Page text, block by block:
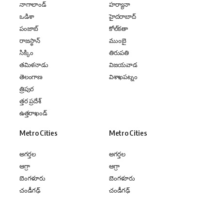
నాగాలాండ్
ఒడిశా
పంజాబ్
రాజస్థాన్
సిక్కిం
తమిళనాడు
తెలంగాణ
త్రిపుర
త్తర ప్రదేశ్
ఉత్తరాఖండ్
హర్యానా
హైదరాబాద్
కోల్‌కతా
ముంబై
తిరుపతి
విజయవాడ
విశాఖపట్నం
Metro Cities
అగర్తల
ఆగ్రా
బెంగళూరు
చండీగఢ్
Metro Cities
అగర్తల
ఆగ్రా
బెంగళూరు
చండీగఢ్